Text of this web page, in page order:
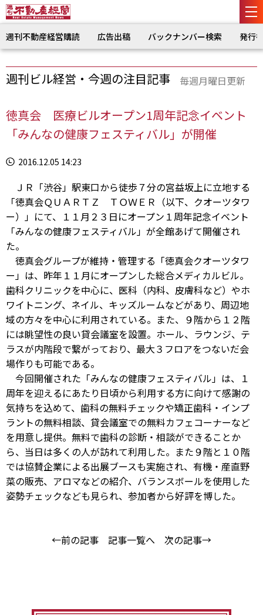
週刊不動産経営購読 広告出稿 バックナンバー検索 発行
週刊ビル経営・今週の注目記事 毎週月曜日更新
徳真会 医療ビルオープン1周年記念イベント
「みんなの健康フェスティバル」が開催
2016.12.05 14:23
ＪＲ「渋谷」駅東口から徒歩７分の宮益坂上に立地する
「徳真会ＱＵＡＲＴＺ ＴＯＷＥＲ（以下、クオーツタワ
ー）」にて、１１月２３日にオープン１周年記念イベント
「みんなの健康フェスティバル」が全館あげて開催され
た。
徳真会グループが維持・管理する「徳真会クオーツタワ
ー」は、昨年１１月にオープンした総合メディカルビル。
歯科クリニックを中心に、医科（内科、皮膚科など）やホ
ワイトニング、ネイル、キッズルームなどがあり、周辺地
域の方々を中心に利用されている。また、９階から１２階
には眺望性の良い貸会議室を設置。ホール、ラウンジ、テ
ラスが内階段で繋がっており、最大３フロアをつないだ会
場作りも可能である。
今回開催された「みんなの健康フェスティバル」は、１
周年を迎えるにあたり日頃から利用する方に向けて感謝の
気持ちを込めて、歯科の無料チェックや矯正歯科・インプ
ラントの無料相談、貸会議室での無料カフェコーナーなど
を用意し提供。無料で歯科の診断・相談ができることか
ら、当日は多くの人が訪れて利用した。また９階と１０階
では協賛企業による出展ブースも実施され、有機・産直野
菜の販売、アロマなどの紹介、バランスボールを使用した
姿勢チェックなども見られ、参加者から好評を博した。
←前の記事 記事一覧へ 次の記事→